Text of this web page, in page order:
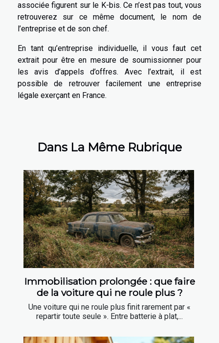
associée figurent sur le K-bis. Ce n’est pas tout, vous
retrouverez sur ce même document, le nom de
l’entreprise et de son chef.
En tant qu’entreprise individuelle, il vous faut cet
extrait pour être en mesure de soumissionner pour
les avis d’appels d’offres. Avec l’extrait, il est
possible de retrouver facilement une entreprise
légale exerçant en France.
Dans La Même Rubrique
Immobilisation prolongée : que faire
de la voiture qui ne roule plus ?
Une voiture qui ne roule plus finit rarement par «
repartir toute seule ». Entre batterie à plat,...